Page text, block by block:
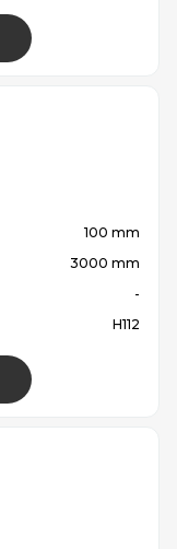
100 mm
3000 mm
-
H112